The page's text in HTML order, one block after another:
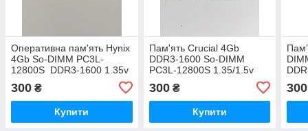
Оперативна пам'ять Hynix
4Gb So-DIMM PC3L-
12800S DDR3-1600 1.35v
(HMT451S6BFR8A-PB)
300 ₴
Купити
Пам'ять Crucial 4Gb
DDR3-1600 So-DIMM
PC3L-12800S 1.35/1.5v
300₴
Купити
300